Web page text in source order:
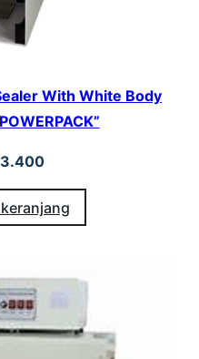
With White Body